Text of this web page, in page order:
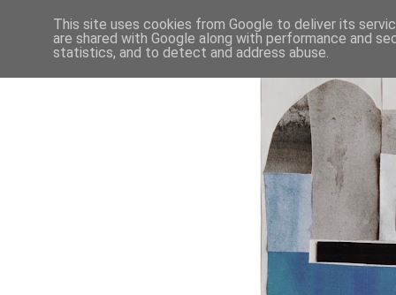
This site uses cookies from Google to deliver its
are shared with Google along with performance and
statistics, and to detect and address abuse.